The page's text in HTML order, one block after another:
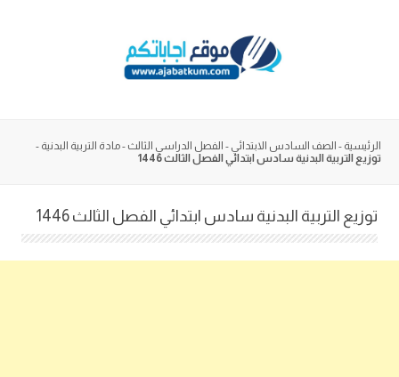
الرئيسية - الصف السادس الابتدائي - الفصل الدراسي الثالث -مادة التربية البدنية -
توزيع التربية البدنية سادس ابتدائي الفصل الثالث 1446
توزيع التربية البدنية سادس ابتدائي الفصل الثالث 1446